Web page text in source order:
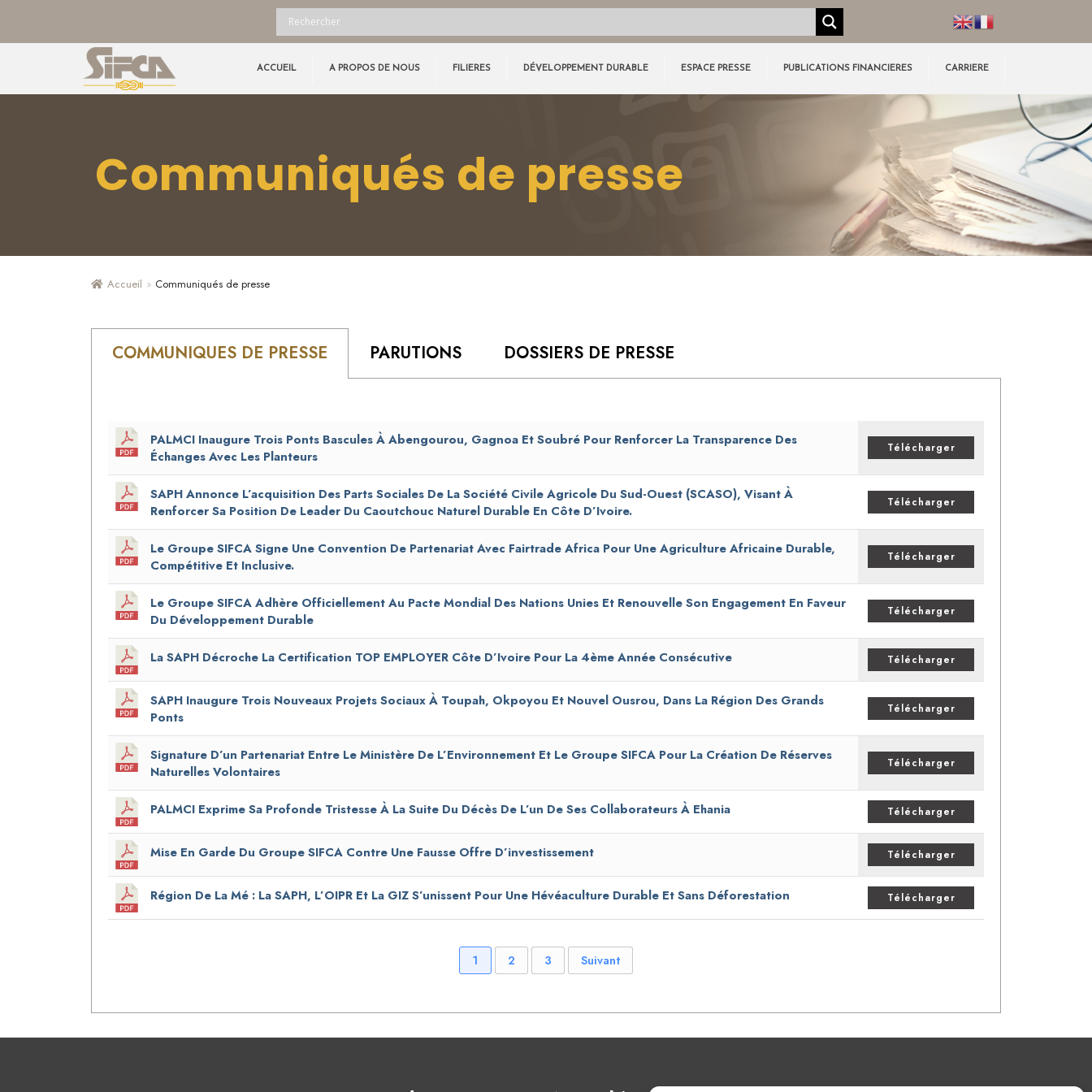
ACCUEIL A PROPOS DE NOUS FILIERES DÉVELOPPEMENT DURABLE ESPACE PRESSE PUBLICATIONS FINANCIERES CARRIERE
Communiqués de presse
Accueil » Communiqués de presse
COMMUNIQUES DE PRESSE PARUTIONS DOSSIERS DE PRESSE
PALMCI Inaugure Trois Ponts Bascules À Abengourou, Gagnoa Et Soubré Pour Renforcer La Transparence Des
Échanges Avec Les Planteurs
Télécharger
SAPH Annonce L’acquisition Des Parts Sociales De La Société Civile Agricole Du Sud-Ouest (SCASO), Visant À
Renforcer Sa Position De Leader Du Caoutchouc Naturel Durable En Côte D’Ivoire.
Télécharger
Le Groupe SIFCA Signe Une Convention De Partenariat Avec Fairtrade Africa Pour Une Agriculture Africaine Durable,
Compétitive Et Inclusive.
Télécharger
Le Groupe SIFCA Adhère Officiellement Au Pacte Mondial Des Nations Unies Et Renouvelle Son Engagement En Faveur
Du Développement Durable
Télécharger
La SAPH Décroche La Certification TOP EMPLOYER Côte D’Ivoire Pour La 4ème Année Consécutive Télécharger
SAPH Inaugure Trois Nouveaux Projets Sociaux À Toupah, Okpoyou Et Nouvel Ousrou, Dans La Région Des Grands
Ponts
Télécharger
Signature D’un Partenariat Entre Le Ministère De L’Environnement Et Le Groupe SIFCA Pour La Création De Réserves
Naturelles Volontaires
Télécharger
PALMCI Exprime Sa Profonde Tristesse À La Suite Du Décès De L’un De Ses Collaborateurs À Ehania Télécharger
Mise En Garde Du Groupe SIFCA Contre Une Fausse Offre D’investissement Télécharger
Région De La Mé : La SAPH, L’OIPR Et La GIZ S’unissent Pour Une Hévéaculture Durable Et Sans Déforestation Télécharger
1 2 3 Suivant